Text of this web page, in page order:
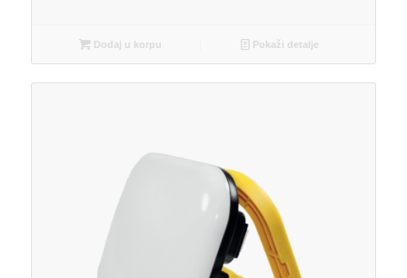
Dodaj u korpu Pokaži detalje